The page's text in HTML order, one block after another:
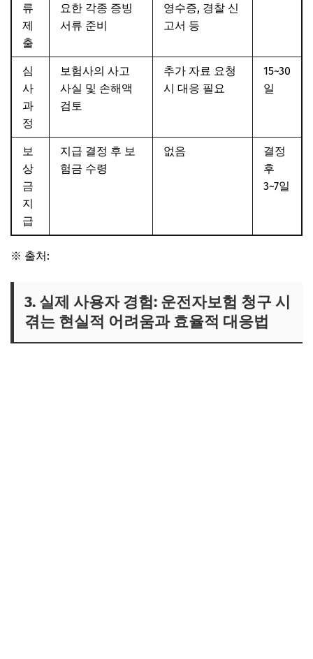
류
제
출
요한 각종 증빙
서류 준비
영수증, 경찰 신
고서 등
심
사
과
정
보험사의 사고
사실 및 손해액
검토
추가 자료 요청
시 대응 필요
15~30
일
보
상
금
지
급
지급 결정 후 보
험금 수령
없음
결정
후
3~7일
※ 출처:
3. 실제 사용자 경험: 운전자보험 청구 시
겪는 현실적 어려움과 효율적 대응법